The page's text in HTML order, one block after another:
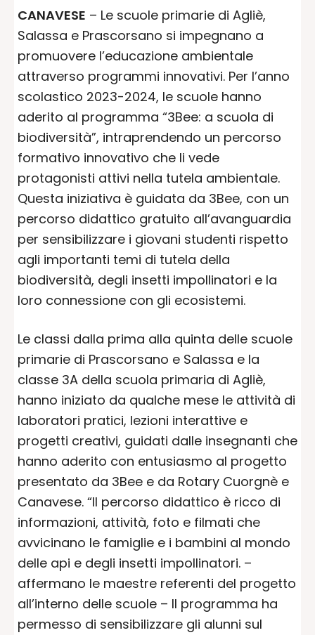
CANAVESE – Le scuole primarie di Agliè,
Salassa e Prascorsano si impegnano a
promuovere l’educazione ambientale
attraverso programmi innovativi. Per l’anno
scolastico 2023-2024, le scuole hanno
aderito al programma “3Bee: a scuola di
biodiversità”, intraprendendo un percorso
formativo innovativo che li vede
protagonisti attivi nella tutela ambientale.
Questa iniziativa è guidata da 3Bee, con un
percorso didattico gratuito all’avanguardia
per sensibilizzare i giovani studenti rispetto
agli importanti temi di tutela della
biodiversità, degli insetti impollinatori e la
loro connessione con gli ecosistemi.
Le classi dalla prima alla quinta delle scuole
primarie di Prascorsano e Salassa e la
classe 3A della scuola primaria di Agliè,
hanno iniziato da qualche mese le attività di
laboratori pratici, lezioni interattive e
progetti creativi, guidati dalle insegnanti che
hanno aderito con entusiasmo al progetto
presentato da 3Bee e da Rotary Cuorgnè e
Canavese. “Il percorso didattico è ricco di
informazioni, attività, foto e filmati che
avvicinano le famiglie e i bambini al mondo
delle api e degli insetti impollinatori. –
affermano le maestre referenti del progetto
all’interno delle scuole – Il programma ha
permesso di sensibilizzare gli alunni sul